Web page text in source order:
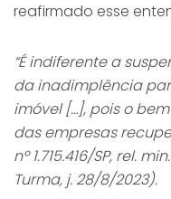
reafirmado esse
“É indiferente a
da inadimplência
imóvel […], pois o
das empresas
nº 1.715.416/SP, rel.
Turma, j. 28/8/2023).